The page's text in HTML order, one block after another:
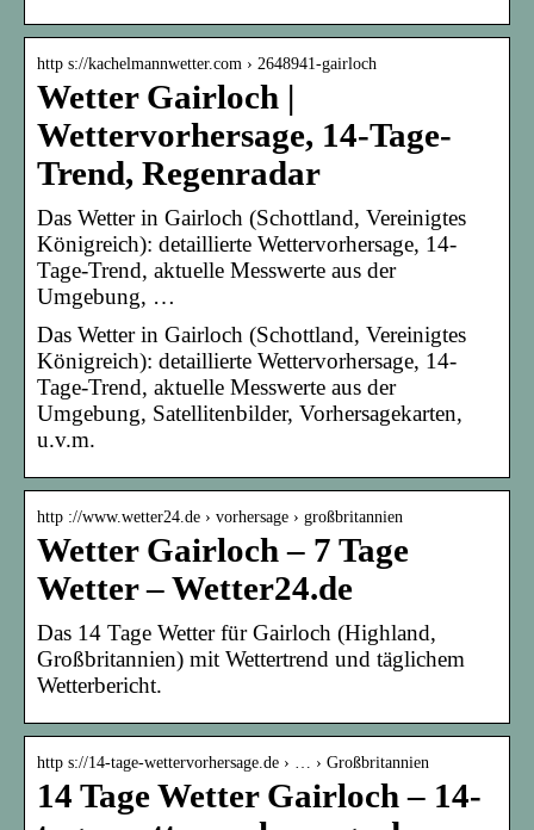
http s://kachelmannwetter.com › 2648941-gairloch
Wetter Gairloch |
Wettervorhersage, 14-Tage-
Trend, Regenradar
Das Wetter in Gairloch (Schottland, Vereinigtes
Königreich): detaillierte Wettervorhersage, 14-
Tage-Trend, aktuelle Messwerte aus der
Umgebung, …
Das Wetter in Gairloch (Schottland, Vereinigtes
Königreich): detaillierte Wettervorhersage, 14-
Tage-Trend, aktuelle Messwerte aus der
Umgebung, Satellitenbilder, Vorhersagekarten,
u.v.m.
http ://www.wetter24.de › vorhersage › großbritannien
Wetter Gairloch – 7 Tage
Wetter – Wetter24.de
Das 14 Tage Wetter für Gairloch (Highland,
Großbritannien) mit Wettertrend und täglichem
Wetterbericht.
http s://14-tage-wettervorhersage.de › … › Großbritannien
14 Tage Wetter Gairloch – 14-